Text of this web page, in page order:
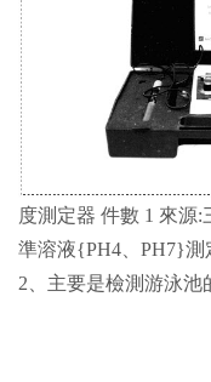
度測定器 件數 1 來源
準溶液{PH4、PH7}測
2、主要是檢測游泳池